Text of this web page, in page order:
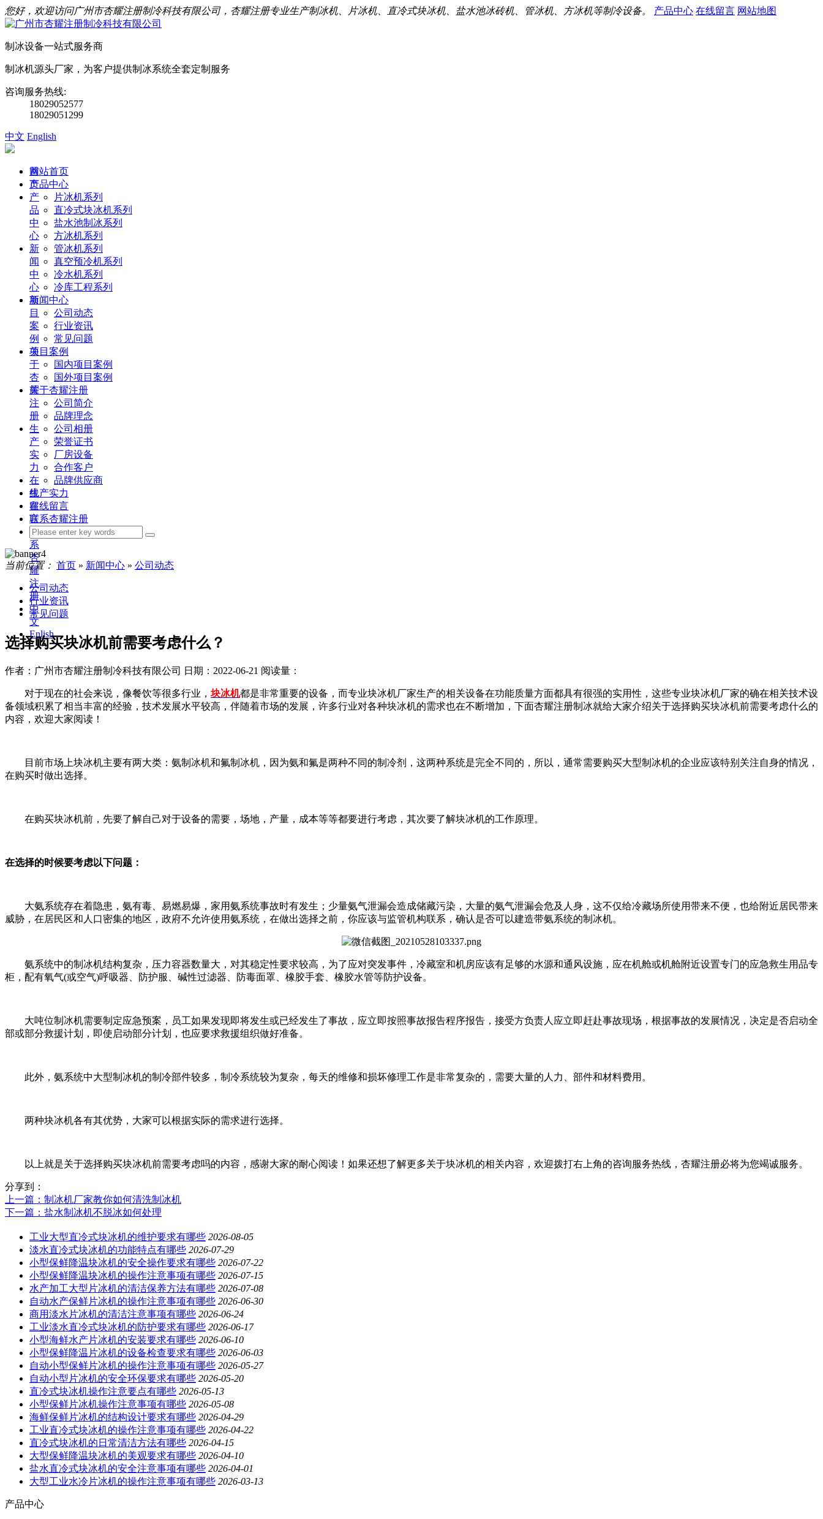
您好，欢迎访问广州市杏耀注册制冷科技有限公司，杏耀注册专业生产制冰机、片冰机、直冷式块冰机、盐水池冰砖机、管冰机、方冰机等制冷设备。 产品中心 在线留言 网站地图
制冰设备一站式服务商
制冰机源头厂家，为客户提供制冰系统全套定制服务
咨询服务热线:
18029052577
18029051299
中文 English
首
页
产
品
中
心
新
闻
中
心
项
目
案
例
关
于
杏
耀
注
册
生
产
实
力
在
线
留
言
联
系
杏
耀
注
册
中
文
Enlish
网站首页
产品中心
片冰机系列
直冷式块冰机系列
盐水池制冰系列
方冰机系列
管冰机系列
真空预冷机系列
冷水机系列
冷库工程系列
新闻中心
公司动态
行业资讯
常见问题
项目案例
国内项目案例
国外项目案例
关于杏耀注册
公司简介
品牌理念
公司相册
荣誉证书
厂房设备
合作客户
品牌供应商
生产实力
在线留言
联系杏耀注册
当前位置： 首页 » 新闻中心 » 公司动态
公司动态
行业资讯
常见问题
选择购买块冰机前需要考虑什么？
作者：广州市杏耀注册制冷科技有限公司 日期：2022-06-21 阅读量：
对于现在的社会来说，像餐饮等很多行业， 块冰机都是非常重要的设备，而专业块冰机厂家生产的相关设备在功能质量方面都具有很强的实用性，这些专业块冰机厂家的确在相关技术设
备领域积累了相当丰富的经验，技术发展水平较高，伴随着市场的发展，许多行业对各种块冰机的需求也在不断增加，下面杏耀注册制冰就给大家介绍关于选择购买块冰机前需要考虑什么的
内容，欢迎大家阅读！
目前市场上块冰机主要有两大类：氨制冰机和氟制冰机，因为氨和氟是两种不同的制冷剂，这两种系统是完全不同的，所以，通常需要购买大型制冰机的企业应该特别关注自身的情况，
在购买时做出选择。
在购买块冰机前，先要了解自己对于设备的需要，场地，产量，成本等等都要进行考虑，其次要了解块冰机的工作原理。
在选择的时候要考虑以下问题：
大氨系统存在着隐患，氨有毒、易燃易爆，家用氨系统事故时有发生；少量氨气泄漏会造成储藏污染，大量的氨气泄漏会危及人身，这不仅给冷藏场所使用带来不便，也给附近居民带来
威胁，在居民区和人口密集的地区，政府不允许使用氨系统，在做出选择之前，你应该与监管机构联系，确认是否可以建造带氨系统的制冰机。
氨系统中的制冰机结构复杂，压力容器数量大，对其稳定性要求较高，为了应对突发事件，冷藏室和机房应该有足够的水源和通风设施，应在机舱或机舱附近设置专门的应急救生用品专
柜，配有氧气(或空气)呼吸器、防护服、碱性过滤器、防毒面罩、橡胶手套、橡胶水管等防护设备。
大吨位制冰机需要制定应急预案，员工如果发现即将发生或已经发生了事故，应立即按照事故报告程序报告，接受方负责人应立即赶赴事故现场，根据事故的发展情况，决定是否启动全
部或部分救援计划，即使启动部分计划，也应要求救援组织做好准备。
此外，氨系统中大型制冰机的制冷部件较多，制冷系统较为复杂，每天的维修和损坏修理工作是非常复杂的，需要大量的人力、部件和材料费用。
两种块冰机各有其优势，大家可以根据实际的需求进行选择。
以上就是关于选择购买块冰机前需要考虑吗的内容，感谢大家的耐心阅读！如果还想了解更多关于块冰机的相关内容，欢迎拨打右上角的咨询服务热线，杏耀注册必将为您竭诚服务。
分享到：
上一篇 ：制冰机厂家教你如何清洗制冰机
下一篇 ：盐水制冰机不脱冰如何处理
工业大型直冷式块冰机的维护要求有哪些 2026-08-05
淡水直冷式块冰机的功能特点有哪些 2026-07-29
小型保鲜降温块冰机的安全操作要求有哪些 2026-07-22
小型保鲜降温块冰机的操作注意事项有哪些 2026-07-15
水产加工大型片冰机的清洁保养方法有哪些 2026-07-08
自动水产保鲜片冰机的操作注意事项有哪些 2026-06-30
商用淡水片冰机的清洁注意事项有哪些 2026-06-24
工业淡水直冷式块冰机的防护要求有哪些 2026-06-17
小型海鲜水产片冰机的安装要求有哪些 2026-06-10
小型保鲜降温片冰机的设备检查要求有哪些 2026-06-03
自动小型保鲜片冰机的操作注意事项有哪些 2026-05-27
自动小型片冰机的安全环保要求有哪些 2026-05-20
直冷式块冰机操作注意要点有哪些 2026-05-13
小型保鲜片冰机操作注意事项有哪些 2026-05-08
海鲜保鲜片冰机的结构设计要求有哪些 2026-04-29
工业直冷式块冰机的操作注意事项有哪些 2026-04-22
直冷式块冰机的日常清洁方法有哪些 2026-04-15
大型保鲜降温块冰机的美观要求有哪些 2026-04-10
盐水直冷式块冰机的安全注意事项有哪些 2026-04-01
大型工业水冷片冰机的操作注意事项有哪些 2026-03-13
产品中心